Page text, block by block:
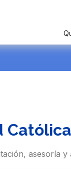
asesoría